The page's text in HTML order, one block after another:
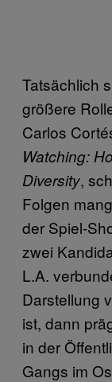
Tatsächlich
größere
Carlos
Watching:
Diversity,
Folgen
der Spiel-
zwei
L.A.
Darstellung
ist, dann
in der
Gangs im